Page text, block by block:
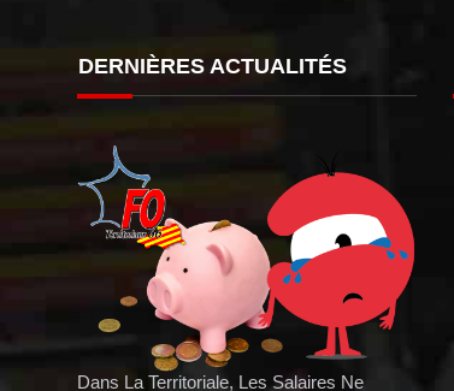
DERNIÈRES ACTUALITÉS
Dans La Territoriale, Les Salaires Ne